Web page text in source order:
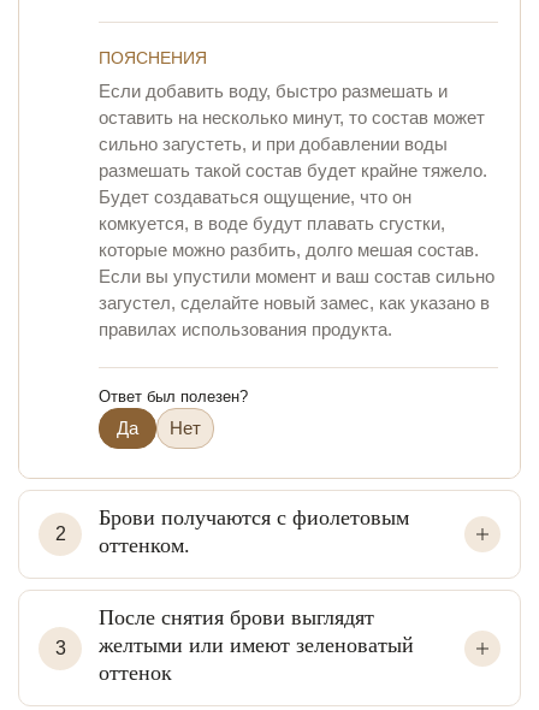
ПОЯСНЕНИЯ
Если добавить воду, быстро размешать и
оставить на несколько минут, то состав может
сильно загустеть, и при добавлении воды
размешать такой состав будет крайне тяжело.
Будет создаваться ощущение, что он
комкуется, в воде будут плавать сгустки,
которые можно разбить, долго мешая состав.
Если вы упустили момент и ваш состав сильно
загустел, сделайте новый замес, как указано в
правилах использования продукта.
Ответ был полезен?
Да Нет
2
Брови получаются с фиолетовым
оттенком.
3
После снятия брови выглядят
желтыми или имеют зеленоватый
оттенок